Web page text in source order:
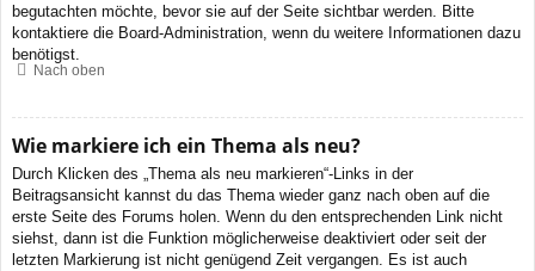
begutachten möchte, bevor sie auf der Seite sichtbar werden. Bitte
kontaktiere die Board-Administration, wenn du weitere Informationen dazu
benötigst.
Nach oben
Wie markiere ich ein Thema als neu?
Durch Klicken des „Thema als neu markieren“-Links in der
Beitragsansicht kannst du das Thema wieder ganz nach oben auf die
erste Seite des Forums holen. Wenn du den entsprechenden Link nicht
siehst, dann ist die Funktion möglicherweise deaktiviert oder seit der
letzten Markierung ist nicht genügend Zeit vergangen. Es ist auch